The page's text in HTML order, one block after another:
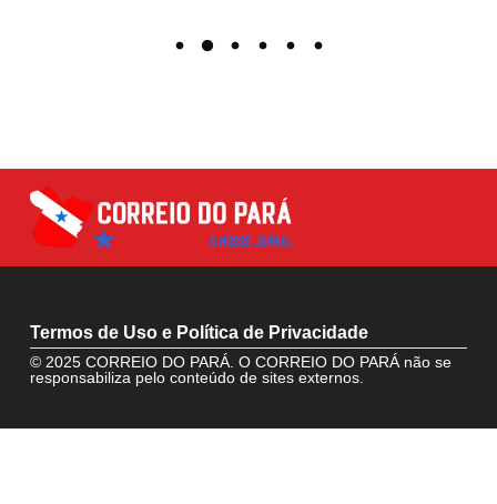
Termos de Uso e Política de Privacidade
© 2025 CORREIO DO PARÁ. O CORREIO DO PARÁ não se
responsabiliza pelo conteúdo de sites externos.